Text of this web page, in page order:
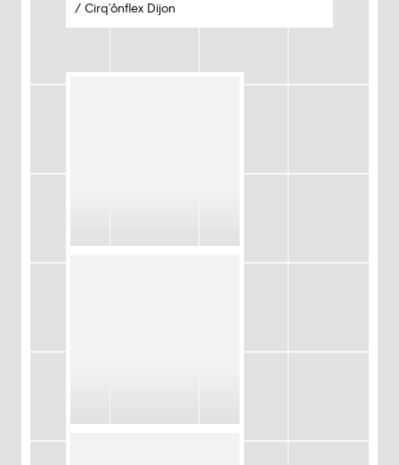
/ Cirq’ônflex Dijon